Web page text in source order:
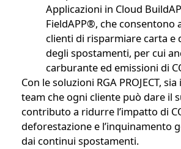
Applicazioni in Cloud
FieldAPP®, che consentono
clienti di risparmiare carta e
degli spostamenti, per cui
carburante ed emissioni di
Con le soluzioni RGA PROJECT,
team che ogni cliente può dare il
contributo a ridurre l’impatto di
deforestazione e l’inquinamento
dai continui spostamenti.